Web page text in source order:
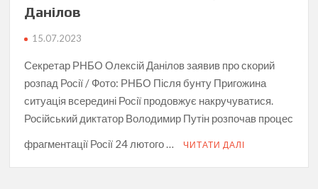
Данілов
15.07.2023
Секретар РНБО Олексій Данілов заявив про скорий
розпад Росії / Фото: РНБО Після бунту Пригожина
ситуація всередині Росії продовжує накручуватися.
Російський диктатор Володимир Путін розпочав процес
фрагментації Росії 24 лютого …
ЧИТАТИ ДАЛІ